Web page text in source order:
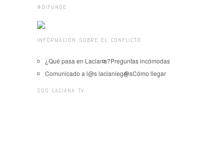
#DIFUNDE
INFORMACIÓN SOBRE EL CONFLICTO
¿Qué pasa en Laciana?Preguntas incómodas
Comunicado a l@s lacianieg@sCómo llegar
SOS LACIANA TV